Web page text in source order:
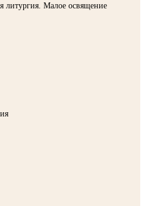
литургия. Малое освящение